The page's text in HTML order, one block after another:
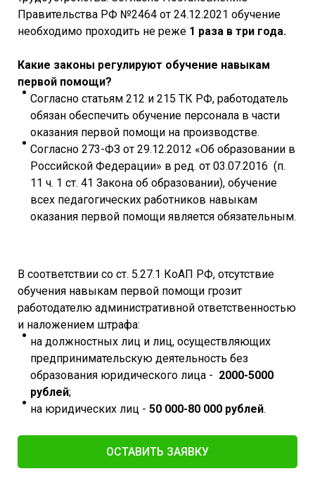
Правительства РФ №2464 от 24.12.2021 обучение
необходимо проходить не реже 1 раза в три года.
Какие законы регулируют обучение навыкам
первой помощи?
Согласно статьям 212 и 215 ТК РФ, работодатель
обязан обеспечить обучение персонала в части
оказания первой помощи на производстве.
Согласно 273-ФЗ от 29.12.2012 «Об образовании в
Российской Федерации» в ред. от 03.07.2016 (п.
11 ч. 1 ст. 41 Закона об образовании), обучение
всех педагогических работников навыкам
оказания первой помощи является обязательным.
В соответствии со ст. 5.27.1 КоАП РФ, отсутствие
обучения навыкам первой помощи грозит
работодателю административной ответственностью
и наложением штрафа:
на должностных лиц и лиц, осуществляющих
предпринимательскую деятельность без
образования юридического лица - 2000-5000
рублей;
на юридических лиц - 50 000-80 000 рублей.
ОСТАВИТЬ ЗАЯВКУ​